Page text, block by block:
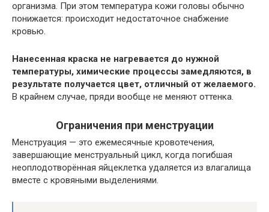
организма. При этом температура кожи головы обычно
понижается: происходит недостаточное снабжение
кровью.
Нанесенная краска не нагревается до нужной
температуры, химические процессы замедляются, в
результате получается цвет, отличный от желаемого.
В крайнем случае, пряди вообще не меняют оттенка.
Ограничения при менструации
Менструация — это ежемесячные кровотечения,
завершающие менструальный цикл, когда погибшая
неоплодотворённая яйцеклетка удаляется из влагалища
вместе с кровяными выделениями.